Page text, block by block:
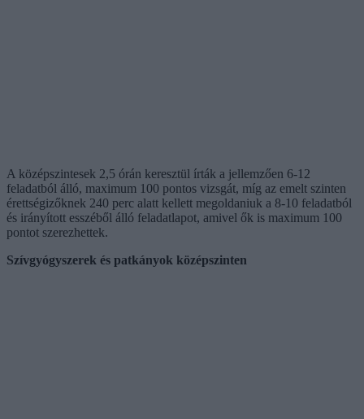
A középszintesek 2,5 órán keresztül írták a jellemzően 6-12
feladatból álló, maximum 100 pontos vizsgát, míg az emelt szinten
érettségizőknek 240 perc alatt kellett megoldaniuk a 8-10 feladatból
és irányított esszéből álló feladatlapot, amivel ők is maximum 100
pontot szerezhettek.
Szívgyógyszerek és patkányok középszinten